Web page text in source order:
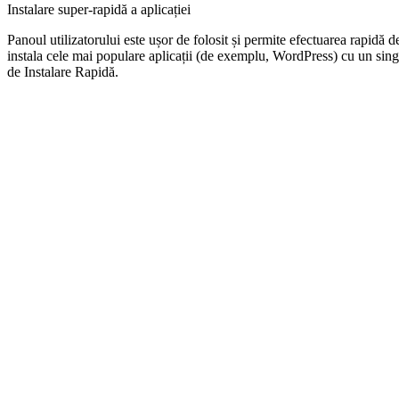
Instalare super-rapidă a aplicației
Panoul utilizatorului este ușor de folosit și permite efectuarea rapidă
instala cele mai populare aplicații (de exemplu, WordPress) cu un
de Instalare Rapidă.